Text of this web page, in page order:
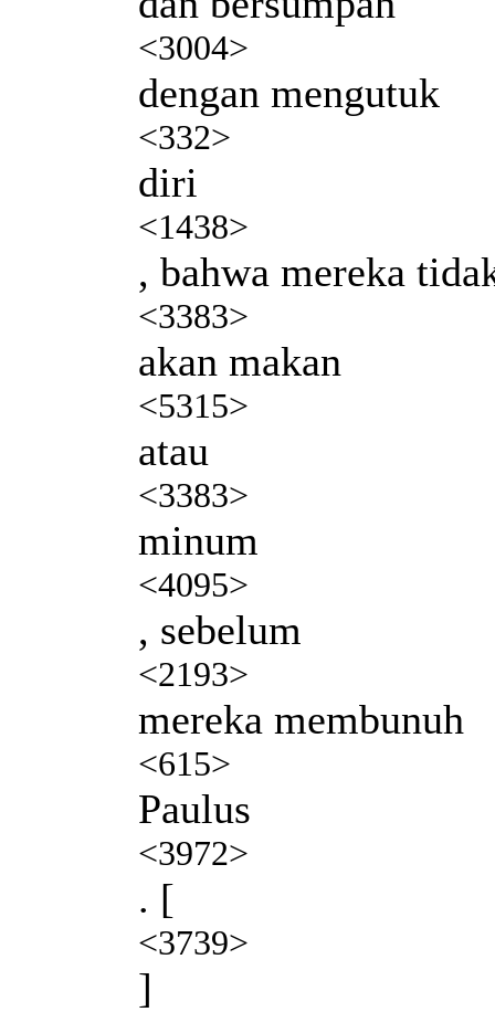
<3004>
dengan mengutuk
<332>
diri
<1438>
, bahwa mereka
<3383>
akan makan
<5315>
atau
<3383>
minum
<4095>
, sebelum
<2193>
mereka membunuh
<615>
Paulus
<3972>
. [
<3739>
]